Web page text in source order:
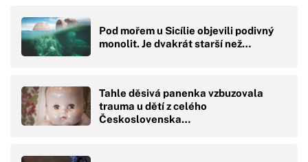
Pod mořem u Sicílie objevili podivný
monolit. Je dvakrát starší než…
Tahle děsivá panenka vzbuzovala
trauma u dětí z celého
Československa…